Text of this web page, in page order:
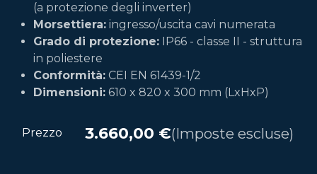
(a protezione degli inverter)
Morsettiera: ingresso/uscita cavi numerata
Grado di protezione: IP66 - classe II - struttura
in poliestere
Conformità: CEI EN 61439-1/2
Dimensioni: 610 x 820 x 300 mm (LxHxP)
Prezzo 3.660,00 €(Imposte escluse)